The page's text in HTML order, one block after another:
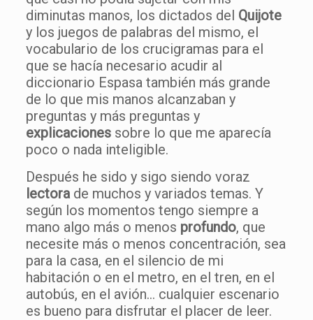
diminutas manos, los dictados del Quijote
y los juegos de palabras del mismo, el
vocabulario de los crucigramas para el
que se hacía necesario acudir al
diccionario Espasa también más grande
de lo que mis manos alcanzaban y
preguntas y más preguntas y
explicacionessobre lo que me aparecía
poco o nada inteligible.
Después he sido y sigo siendo voraz
lectorade muchos y variados temas. Y
según los momentos tengo siempre a
mano algo más o menos profundo, que
necesite más o menos concentración, sea
para la casa, en el silencio de mi
habitación o en el metro, en el tren, en el
autobús, en el avión… cualquier escenario
es bueno para disfrutar el placer de leer.